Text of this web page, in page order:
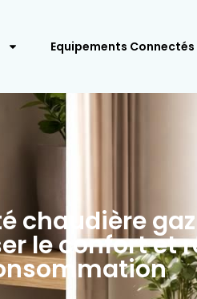
Equipements Connectés
chaudière
le confort et